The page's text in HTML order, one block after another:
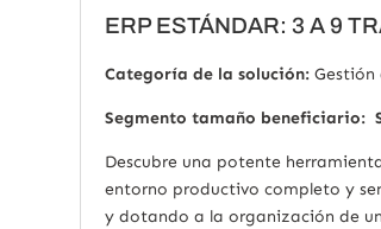
ERP ESTÁNDAR: 3 A 9
Categoría de la solución:Gestión
Segmento tamaño beneficiario:
Descubre una potente
entorno productivo completo y
y dotando a la organización de